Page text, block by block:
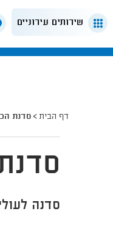
שירותים עירוניים
דף הבית סדנת
סדנה